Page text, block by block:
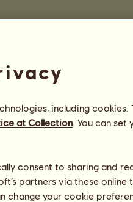
w
including cookies.
at Collection. You can set
consent to sharing and
partners via these online
change your cookie